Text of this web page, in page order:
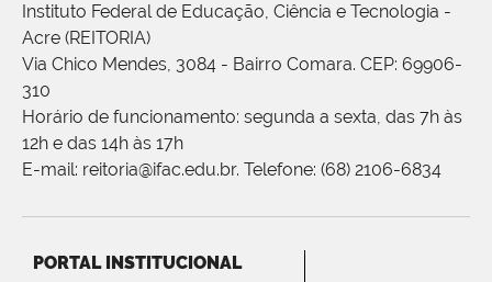
Instituto Federal de Educação, Ciência e Tecnologia -
Acre (REITORIA)
Via Chico Mendes, 3084 - Bairro Comara. CEP: 69906-
310
Horário de funcionamento: segunda a sexta, das 7h às
12h e das 14h às 17h
E-mail: reitoria@ifac.edu.br. Telefone: (68) 2106-6834
PORTAL INSTITUCIONAL